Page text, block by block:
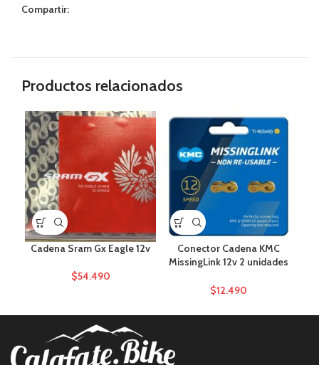
Compartir:
Productos relacionados
Cadena Sram Gx Eagle 12v
$54.490
Conector Cadena KMC
MissingLink 12v 2 unidades
$12.490